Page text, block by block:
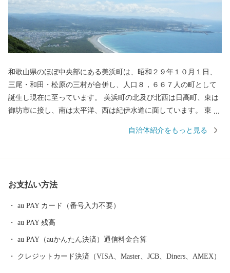
和歌山県のほぼ中央部にある美浜町は、昭和２９年１０月１日、
三尾・和田・松原の三村が合併し、人口８，６６７人の町として
誕生し現在に至っています。 美浜町の北及び北西は日高町、東は
御坊市に接し、南は太平洋、西は紀伊水道に面しています。 東西
平方キロメートルの町で、面積では和歌山県下で二番目に狭い町
く受けています。 太平洋に面する砂州海岸には、全長約４．５キ
自治体紹介をもっと見る
お支払い方法
au PAY カード（番号入力不要）
au PAY 残高
au PAY（auかんたん決済）通信料金合算
クレジットカード決済（VISA、Master、JCB、Diners、AMEX）